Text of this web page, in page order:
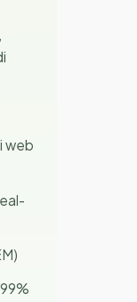
web